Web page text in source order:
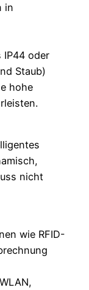
in
IP44 oder
Staub)
hohe
nicht
wie RFID-